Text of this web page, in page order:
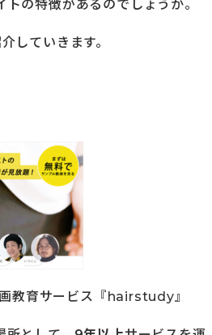
の特徴があるのでしょうか。
していきます。
教育サービス『hairstudy』